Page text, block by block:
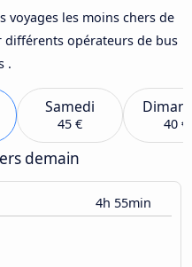
voyages les moins chers de
différents opérateurs de bus
.
Samedi
45 € 40 €
demain
4h 55min